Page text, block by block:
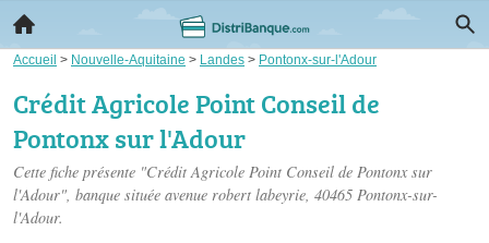
Accueil > Nouvelle-Aquitaine > Landes > Pontonx-sur-l'Adour
Crédit Agricole Point Conseil de
Pontonx sur l'Adour
Cette fiche présente "Crédit Agricole Point Conseil de Pontonx sur
l'Adour", banque située avenue robert labeyrie, 40465 Pontonx-sur-
l'Adour.